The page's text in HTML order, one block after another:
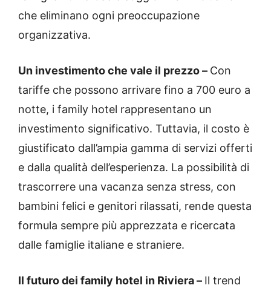
che eliminano ogni preoccupazione
organizzativa.
Un investimento che vale il prezzo – Con
tariffe che possono arrivare fino a 700 euro a
notte, i family hotel rappresentano un
investimento significativo. Tuttavia, il costo è
giustificato dall’ampia gamma di servizi offerti
e dalla qualità dell’esperienza. La possibilità di
trascorrere una vacanza senza stress, con
bambini felici e genitori rilassati, rende questa
formula sempre più apprezzata e ricercata
dalle famiglie italiane e straniere.
Il futuro dei family hotel in Riviera – Il trend